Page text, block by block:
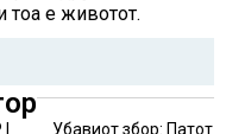
тоа е животот.
Убавиот збор: Патот